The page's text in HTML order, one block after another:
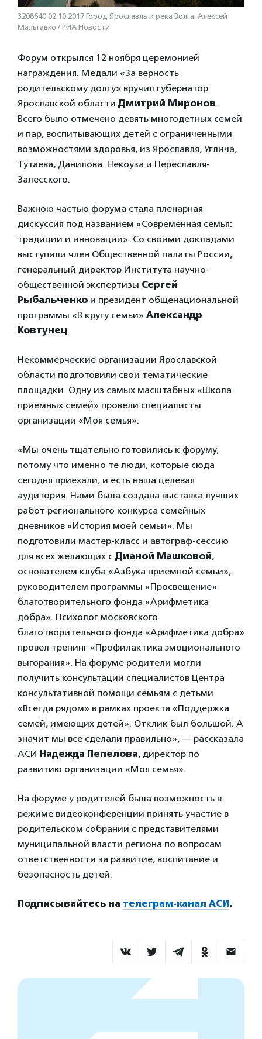
3208640 02.10.2017 Город Ярославль и река Волга. Алексей
Мальгавко / РИА Новости
Форум открылся 12 ноября церемонией
награждения. Медали «За верность
родительскому долгу» вручил губернатор
Ярославской области Дмитрий Миронов.
Всего было отмечено девять многодетных семей
и пар, воспитывающих детей с ограниченными
возможностями здоровья, из Ярославля, Углича,
Тутаева, Данилова. Некоуза и Переславля-
Залесского.
Важною частью форума стала пленарная
дискуссия под названием «Современная семья:
традиции и инновации». Со своими докладами
выступили член Общественной палаты России,
генеральный директор Института научно-
общественной экспертизы Сергей
Рыбальченко и президент общенациональной
программы «В кругу семьи» Александр
Ковтунец.
Некоммерческие организации Ярославской
области подготовили свои тематические
площадки. Одну из самых масштабных «Школа
приемных семей» провели специалисты
организации «Моя семья».
«Мы очень тщательно готовились к форуму,
потому что именно те люди, которые сюда
сегодня приехали, и есть наша целевая
аудитория. Нами была создана выставка лучших
работ регионального конкурса семейных
дневников «История моей семьи». Мы
подготовили мастер-класс и автограф-сессию
для всех желающих с Дианой Машковой,
основателем клуба «Азбука приемной семьи»,
руководителем программы «Просвещение»
благотворительного фонда «Арифметика
добра». Психолог московского
благотворительного фонда «Арифметика добра»
провел тренинг «Профилактика эмоционального
выгорания». На форуме родители могли
получить консультации специалистов Центра
консультативной помощи семьям с детьми
«Всегда рядом» в рамках проекта «Поддержка
семей, имеющих детей». Отклик был большой. А
значит мы все сделали правильно», — рассказала
АСИ Надежда Пепелова, директор по
развитию организации «Моя семья».
На форуме у родителей была возможность в
режиме видеоконференции принять участие в
родительском собрании с представителями
муниципальной власти региона по вопросам
ответственности за развитие, воспитание и
безопасность детей.
Подписывайтесь на телеграм-канал АСИ.